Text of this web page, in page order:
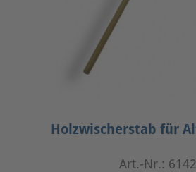
Holzwischerstab für
Art.-Nr.: 6142